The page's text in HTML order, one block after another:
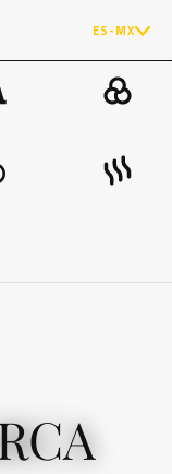
ES-MX